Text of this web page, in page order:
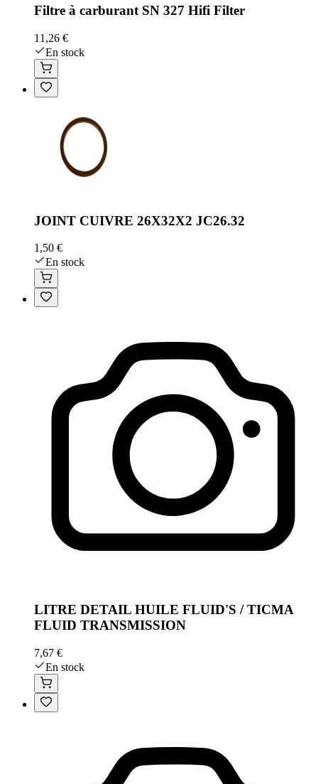
Filtre à carburant SN 327 Hifi Filter
11,26 €
En stock
JOINT CUIVRE 26X32X2 JC26.32
1,50 €
En stock
LITRE DETAIL HUILE FLUID'S / TICMA
FLUID TRANSMISSION
7,67 €
En stock